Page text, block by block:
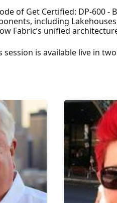
of Get Certified: DP-600 -
including
Fabric’s unified
session is available live in